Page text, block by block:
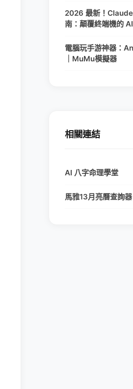
2026 最新！
南：顛覆終端機的
電腦玩手游神器：
｜MuMu模擬器
相關連結
AI 八字命理學堂
馬雅13月亮曆查詢器